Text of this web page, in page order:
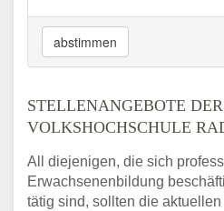
abstimmen
STELLENANGEBOTE DER
VOLKSHOCHSCHULE
All diejenigen, die sich
Erwachsenenbildung
tätig sind, sollten die